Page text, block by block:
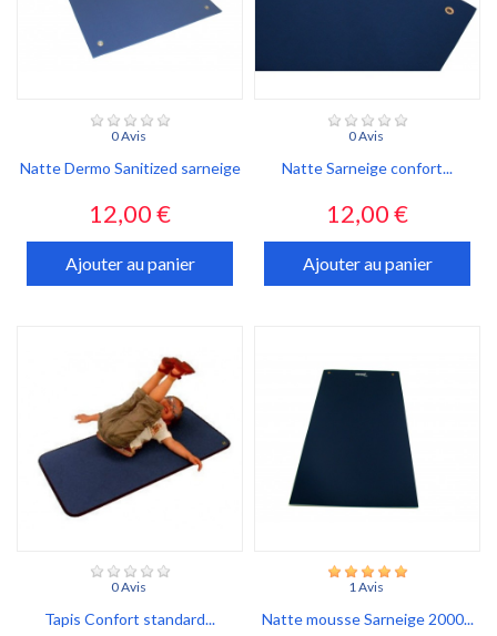
0 Avis
Natte Dermo Sanitized sarneige
Prix
12,00 €
Ajouter au panier
0 Avis
Natte Sarneige confort...
Prix
12,00 €
Ajouter au panier
0 Avis
Tapis Confort standard...
1 Avis
Natte mousse Sarneige 2000...